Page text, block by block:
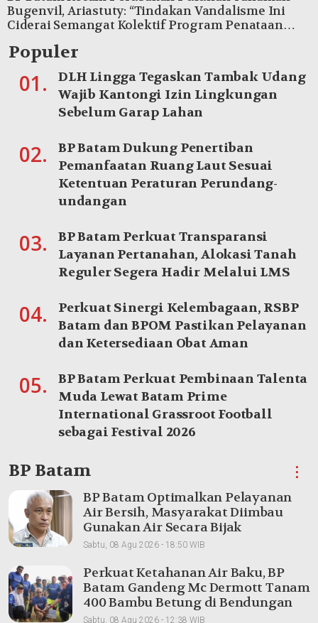
Bugenvil, Ariastuty: “Tindakan Vandalisme Ini
Ciderai Semangat Kolektif Program Penataan
Populer
01.
DLH Lingga Tegaskan Tambak Udang
Wajib Kantongi Izin Lingkungan
Sebelum Garap Lahan
02.
BP Batam Dukung Penertiban
Pemanfaatan Ruang Laut Sesuai
Ketentuan Peraturan Perundang-
undangan
03.
BP Batam Perkuat Transparansi
Layanan Pertanahan, Alokasi Tanah
Reguler Segera Hadir Melalui LMS
04.
Perkuat Sinergi Kelembagaan, RSBP
Batam dan BPOM Pastikan Pelayanan
dan Ketersediaan Obat Aman
05.
BP Batam Perkuat Pembinaan Talenta
Muda Lewat Batam Prime
International Grassroot Football
sebagai Festival 2026
BP Batam ⋮
BP Batam Optimalkan Pelayanan
Air Bersih, Masyarakat Diimbau
Gunakan Air Secara Bijak
Sabtu, 08 Agu 2026 - 18:50 WIB
Perkuat Ketahanan Air Baku, BP
Batam Gandeng Mc Dermott Tanam
400 Bambu Betung di Bendungan
Sei Nongsa
Sabtu, 08 Agu 2026 - 12:38 WIB